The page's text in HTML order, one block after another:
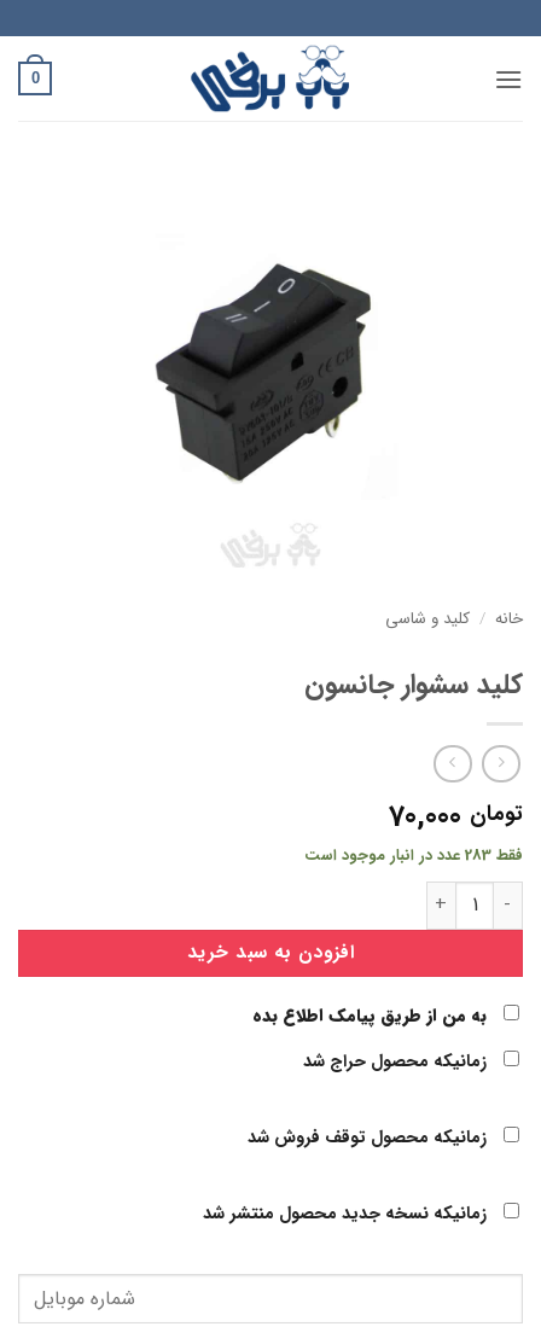
to
content
0
خانه / کلید و شاسی
کلید سشوار جانسون
تومان
فقط 283 عدد در انبار موجود است
کلید سشوار جانسون عدد
افزودن به سبد خرید
به من از طریق پیامک اطلاع بده
زمانیکه محصول حراج شد
زمانیکه محصول توقف فروش شد
زمانیکه نسخه جدید محصول منتشر شد